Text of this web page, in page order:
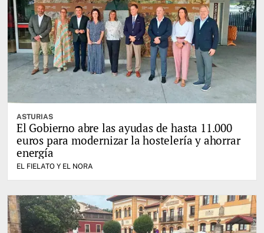
ASTURIAS
El Gobierno abre las ayudas de hasta 11.000
euros para modernizar la hostelería y ahorrar
energía
EL FIELATO Y EL NORA